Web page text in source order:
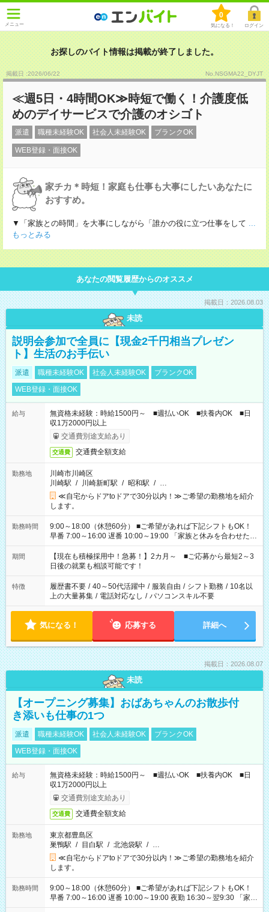
メニュー
0
気になる！ ログイン
お探しのバイト情報は掲載が終了しました。
掲載日 :2026/06/22 No.NSGMA22_DYJT
≪週5日・4時間OK≫時短で働く！介護度低
めのデイサービスで介護のオシゴト
派遣 職種未経験OK 社会人未経験OK ブランクOK
WEB登録・面接OK
家チカ＊時短！家庭も仕事も大事にしたいあなたに
おすすめ。
▼「家族との時間」を大事にしながら「誰かの役に立つ仕事をして ...
もっとみる
あなたの閲覧履歴からのオススメ
掲載日：2026.08.03
未読
説明会参加で全員に【現金2千円相当プレゼン
ト】生活のお手伝い
派遣 職種未経験OK 社会人未経験OK
ブランクOK
WEB登録・面接OK
給与
無資格未経験：時給1500円～ ■週払いOK ■扶養内OK ■日
収1万2000円以上
交通費別途支給あり
交通費 交通費全額支給
勤務地
川崎市川崎区
川崎駅 / 川崎新町駅 / 昭和駅 / …
≪自宅からドアtoドアで30分以内！≫ご希望の勤務地を紹介
します。
勤務時間
9:00～18:00（休憩60分） ■ご希望があれば下記シフトもOK！
早番 7:00～16:00 遅番 10:00～19:00 「家族と休みを合わせた
い」 「余裕を持って夕飯の準備がしたい」 「できれば残業はし
たくない」 など、ご希望を教えてくださいね。 ※Wワーク希望
の方へ 今ご覧のお仕事で希望する勤務時間と、もう1つのお仕事
の勤務時間。 合計で週40時間を超える場合は応募できません。
期間
【現在も積極採用中！急募！】2カ月～ ■ご応募から最短2～3
日後の就業も相談可能です！
特徴 履歴書不要 / 40～50代活躍中 / 服装自由 / シフト勤務 / 10名以
上の大量募集 / 電話対応なし / パソコンスキル不要
気になる！ 応募する 詳細へ
掲載日：2026.08.07
未読
【オープニング募集】おばあちゃんのお散歩付
き添いも仕事の1つ
派遣 職種未経験OK 社会人未経験OK
ブランクOK
WEB登録・面接OK
給与
無資格未経験：時給1500円～ ■週払いOK ■扶養内OK ■日
収1万2000円以上
交通費別途支給あり
交通費 交通費全額支給
勤務地
東京都豊島区
巣鴨駅 / 目白駅 / 北池袋駅 / …
≪自宅からドアtoドアで30分以内！≫ご希望の勤務地を紹介
します。
勤務時間
9:00～18:00（休憩60分） ■ご希望があれば下記シフトもOK！
早番 7:00～16:00 遅番 10:00～19:00 夜勤 16:30～翌9:30 「家族
と休みを合わせたい」 「余裕を持って夕飯の準備がしたい」